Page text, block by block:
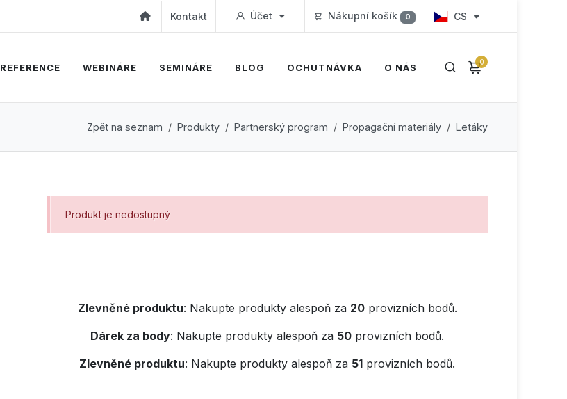
Kontakt Účet Nákupní košík 0 CS
0
REFERENCE WEBINÁRE SEMINÁRE BLOG OCHUTNÁVKA O NÁS
Zpět na seznam Produkty Partnerský program Propagační materiály Letáky
Produkt je nedostupný
Zlevněné produktu: Nakupte produkty alespoň za 20provizních bodů.
Dárek za body: Nakupte produkty alespoň za 50 provizních bodů.
Zlevněné produktu: Nakupte produkty alespoň za 51 provizních bodů.